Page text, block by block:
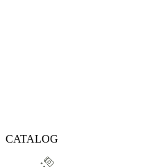
CATALOG